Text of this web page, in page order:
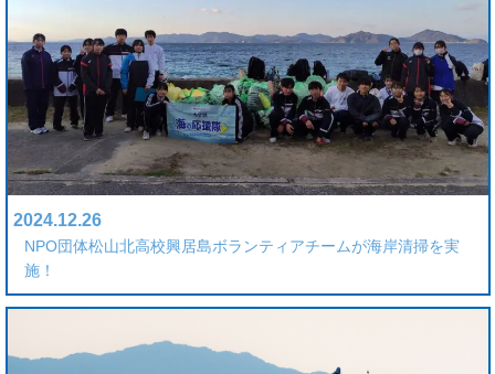
2024.12.26
NPO団体松山北高校興居島ボランティアチームが海岸清掃を実
施！